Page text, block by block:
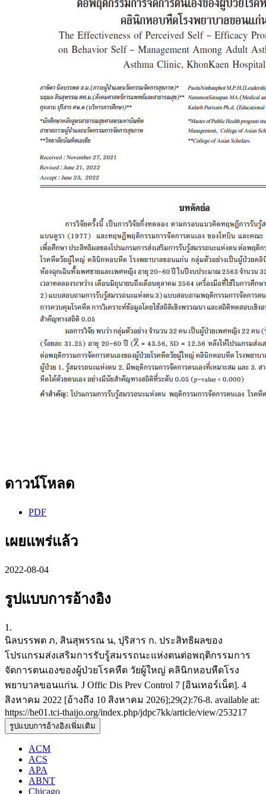
ดาวน์โหลด
PDF
เผยแพร่แล้ว
2022-08-04
รูปแบบการอ้างอิง
1.
นิลบรรพต ภ, สินสุพรรณ น, ปุริสาร ก. ประสิทธิผลของ
โปรแกรมส่งเสริมการรับรู้สมรรถนะแห่งตนต่อพฤติกรรมการ
จัดการตนเองของผู้ป่วยโรคหืด วัยผู้ใหญ่ คลินิกหอบหืดโรง
พยาบาลขอนแก่น. J Offic Dis Prev Control 7 [อินเทอร์เน็ต]. 4
สิงหาคม 2022 [อ้างถึง 10 สิงหาคม 2026];29(2):76-8. available at:
https://he01.tci-thaijo.org/index.php/jdpc7kk/article/view/253217
รูปแบบการอ้างอิงเพิ่มเติม
ACM
ACS
APA
ABNT
Chicago